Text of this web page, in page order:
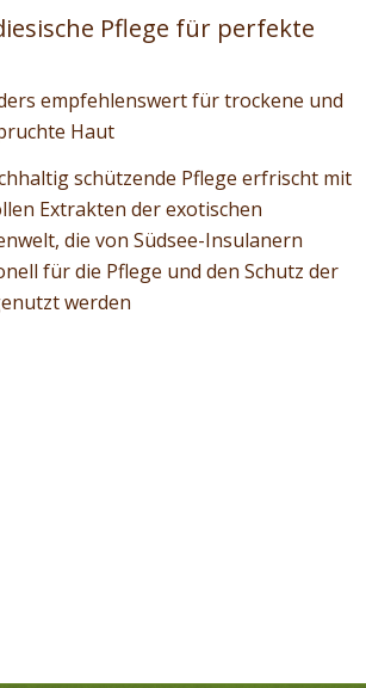
Pflege für perfekte
empfehlenswert für trockene und
Haut
schützende Pflege erfrischt mit
Extrakten der exotischen
die von Südsee-Insulanern
für die Pflege und den Schutz der
werden